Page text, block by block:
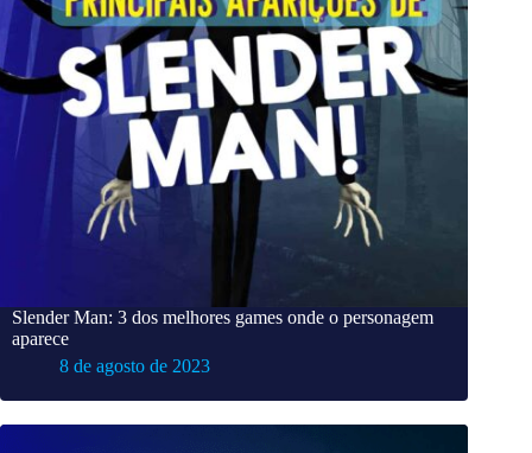
Slender Man: 3 dos melhores games onde o personagem
aparece
8 de agosto de 2023